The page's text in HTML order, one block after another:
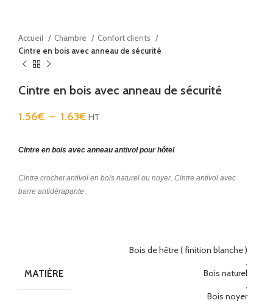
Accueil Chambre
Confort clients
Cintre en bois avec anneau de sécurité
Cintre en bois avec anneau de sécurité
1.56€ – 1.63€ HT
Cintre en bois avec anneau antivol pour hôtel
Cintre crochet antivol en bois naturel ou noyer. Cintre antivol avec
barre antidérapante.
MATIÈRE
Bois de hêtre ( finition blanche )
,
Bois naturel
,
Bois noyer